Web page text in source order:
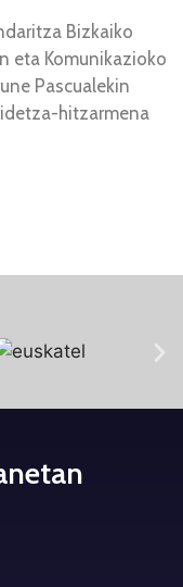
Bizkaiko
eta Komunikazioko
Pascualekin
hitzarmena